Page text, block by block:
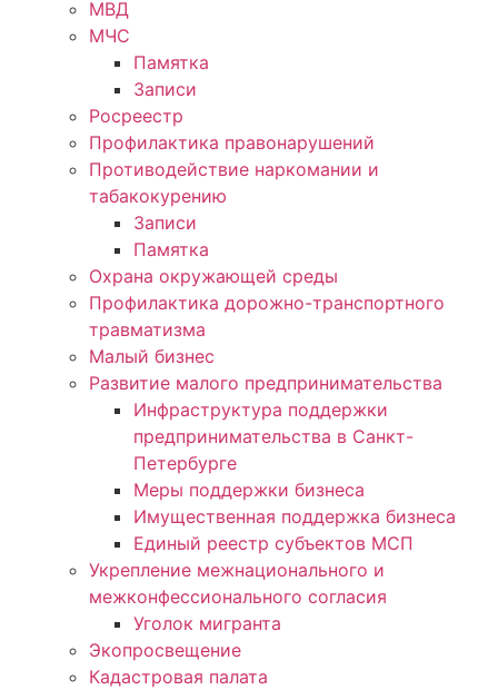
МВД
МЧС
Памятка
Записи
Росреестр
Профилактика правонарушений
Противодействие наркомании и
табакокурению
Записи
Памятка
Охрана окружающей среды
Профилактика дорожно-транспортного
травматизма
Малый бизнес
Развитие малого предпринимательства
Инфраструктура поддержки
предпринимательства в Санкт-
Петербурге
Меры поддержки бизнеса
Имущественная поддержка бизнеса
Единый реестр субъектов МСП
Укрепление межнационального и
межконфессионального согласия
Уголок мигранта
Экопросвещение
Кадастровая палата